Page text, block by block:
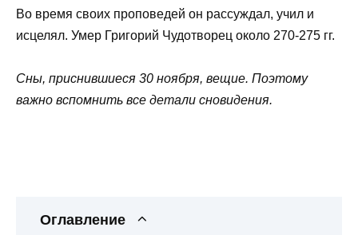
Во время своих проповедей он рассуждал, учил и
исцелял. Умер Григорий Чудотворец около 270-275 гг.
Сны, приснившиеся 30 ноября, вещие. Поэтому
важно вспомнить все детали сновидения.
Оглавление